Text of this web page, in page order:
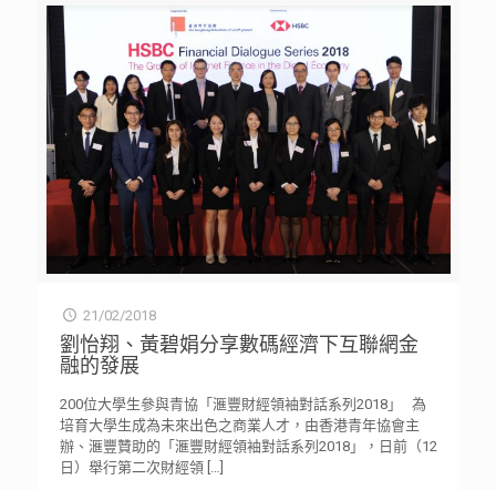
21/02/2018
劉怡翔、黃碧娟分享數碼經濟下互聯網金
融的發展
200位大學生參與青協「滙豐財經領袖對話系列2018」 為
培育大學生成為未來出色之商業人才，由香港青年協會主
辦、滙豐贊助的「滙豐財經領袖對話系列2018」，日前（12
日）舉行第二次財經領[…]